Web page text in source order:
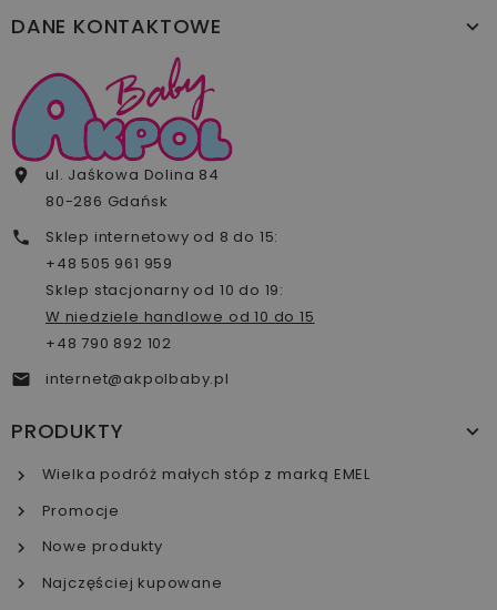
DANE KONTAKTOWE

ul. Jaśkowa Dolina 84
80-286 Gdańsk

Sklep internetowy od 8 do 15:
+48 505 961 959
Sklep stacjonarny od 10 do 19:
W niedziele handlowe od 10 do 15
+48 790 892 102
 internet@akpolbaby.pl
PRODUKTY
Wielka podróż małych stóp z marką EMEL
Promocje
Nowe produkty
Najczęściej kupowane